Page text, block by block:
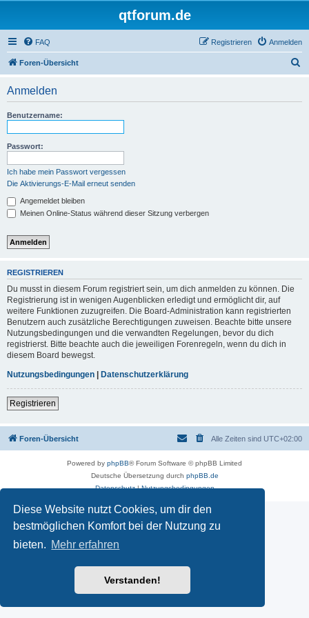
Diese Website nutzt Cookies, um dir den
bestmöglichen Komfort bei der Nutzung zu
bieten. Mehr erfahren
Verstanden!
qtforum.de
FAQ Anmelden
Registrieren
Foren-Übersicht
Anmelden
Benutzername:
Passwort:
Ich habe mein Passwort vergessen
Die Aktivierungs-E-Mail erneut senden
Angemeldet bleiben
Meinen Online-Status während dieser Sitzung verbergen
REGISTRIEREN
Du musst in diesem Forum registriert sein, um dich anmelden zu können. Die
Registrierung ist in wenigen Augenblicken erledigt und ermöglicht dir, auf
weitere Funktionen zuzugreifen. Die Board-Administration kann registrierten
Benutzern auch zusätzliche Berechtigungen zuweisen. Beachte bitte unsere
Nutzungsbedingungen und die verwandten Regelungen, bevor du dich
registrierst. Bitte beachte auch die jeweiligen Forenregeln, wenn du dich in
diesem Board bewegst.
Nutzungsbedingungen | Datenschutzerklärung
Registrieren
Foren-Übersicht Alle Zeiten sind UTC+02:00
Powered by phpBB® Forum Software © phpBB Limited
Deutsche Übersetzung durch phpBB.de
Datenschutz|Nutzungsbedingungen